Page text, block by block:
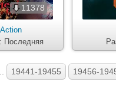
11378
Action
Последняя
19441-19455 19456-